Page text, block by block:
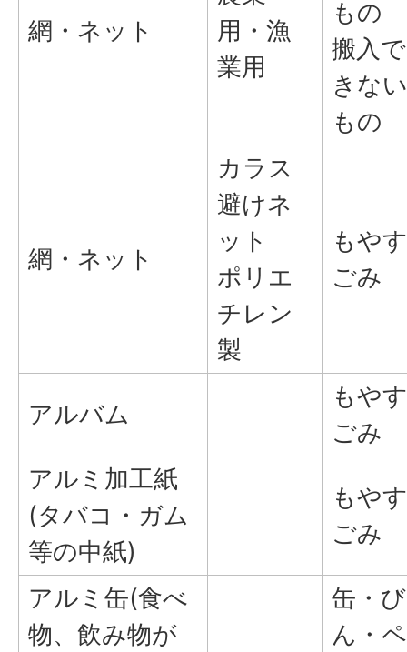
網・ネット
用・漁
業用
もの
搬入で
きない
もの
網・ネット
カラス
避けネ
ット
ポリエ
チレン
製
もやす
ごみ
アルバム
もやす
ごみ
アルミ加工紙
(タバコ・ガム
等の中紙)
もやす
ごみ
アルミ缶(食べ
物、飲み物が
缶・び
ん・ペ